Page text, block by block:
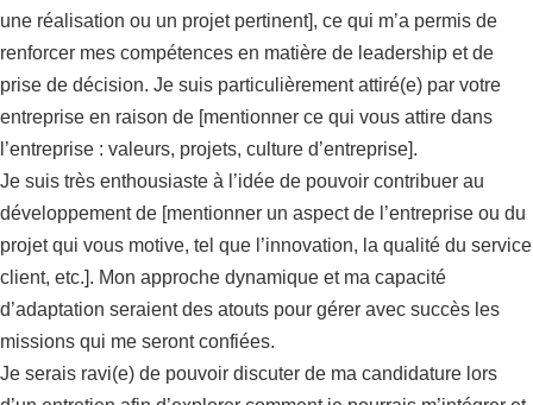
une réalisation ou un projet pertinent], ce qui m’a permis de
renforcer mes compétences en matière de leadership et de
prise de décision. Je suis particulièrement attiré(e) par votre
entreprise en raison de [mentionner ce qui vous attire dans
l’entreprise : valeurs, projets, culture d’entreprise].
Je suis très enthousiaste à l’idée de pouvoir contribuer au
développement de [mentionner un aspect de l’entreprise ou du
projet qui vous motive, tel que l’innovation, la qualité du service
client, etc.]. Mon approche dynamique et ma capacité
d’adaptation seraient des atouts pour gérer avec succès les
missions qui me seront confiées.
Je serais ravi(e) de pouvoir discuter de ma candidature lors